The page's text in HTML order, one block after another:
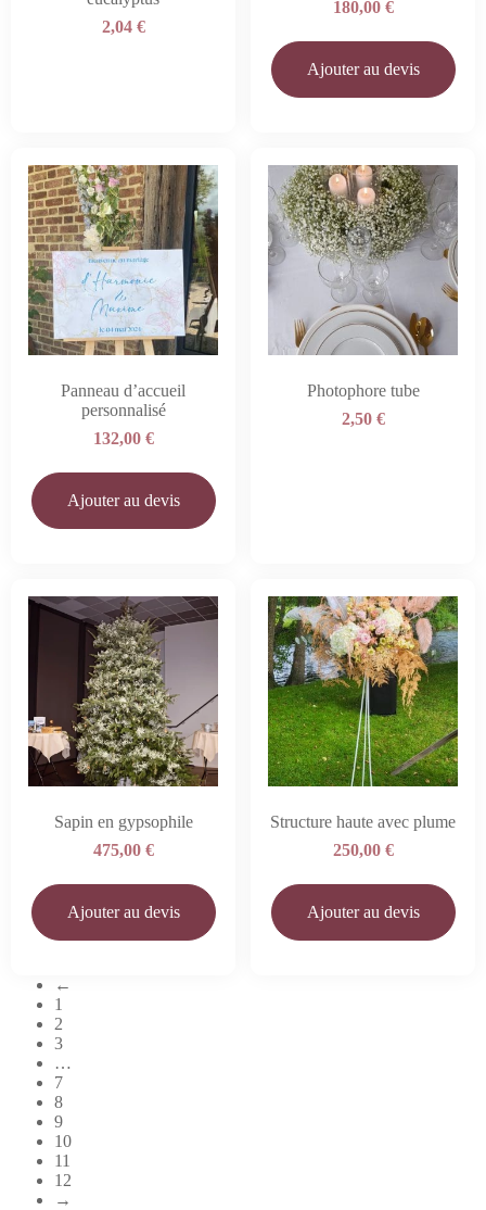
2,04 €
180,00 €
Ajouter au devis
Panneau d’accueil
personnalisé
132,00 €
Ajouter au devis
Photophore tube
2,50 €
Sapin en gypsophile
475,00 €
Ajouter au devis
Structure haute avec plume
250,00 €
Ajouter au devis
←
1
2
3
…
7
8
9
10
11
12
→